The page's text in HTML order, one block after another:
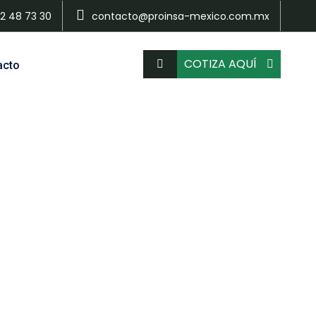
48 73 30 contacto@proinsa-mexico.com.mx
COTIZA AQUÍ